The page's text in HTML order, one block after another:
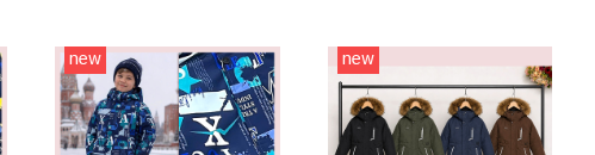
new new